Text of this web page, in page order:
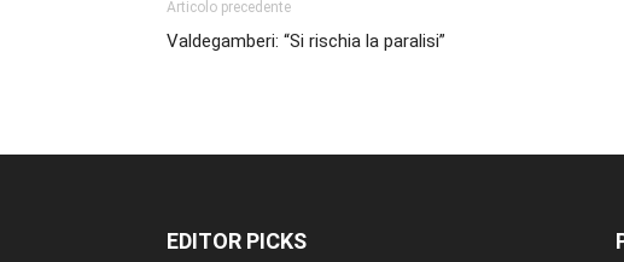
Articolo precedente
Valdegamberi: “Si rischia la paralisi”
EDITOR PICKS